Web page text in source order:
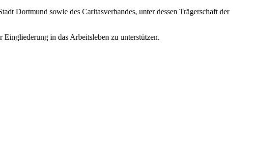
Dortmund sowie des Caritasverbandes, unter dessen Trägerschaft der
Eingliederung in das Arbeitsleben zu unterstützen.